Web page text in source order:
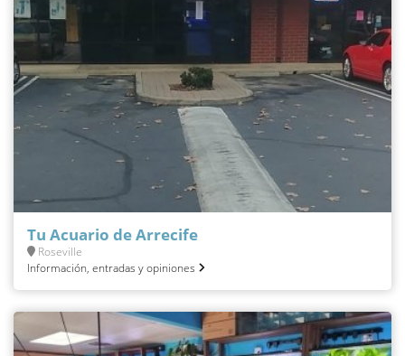
Tu Acuario de Arrecife
Roseville
Información, entradas y opiniones